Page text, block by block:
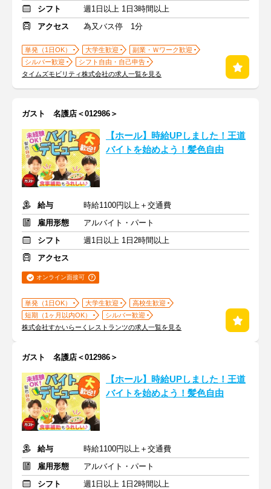
シフト
週1日以上 1日3時間以上
アクセス
為又バス停 1分
単発（1日OK） 大学生歓迎
副業・Ｗワーク歓迎
シルバー歓迎
シフト自由・自己申告
タイムズモビリティ株式会社の求人一覧を見る
ガスト 名護店＜012986＞
【ホール】時給UPしました！王道
バイトを始めよう！髪色自由
給与
時給1100円以上＋交通費
雇用形態
アルバイト・パート
シフト
週1日以上 1日2時間以上
アクセス
オンライン面接可
単発（1日OK） 大学生歓迎
高校生歓迎
短期（1ヶ月以内OK）
シルバー歓迎
株式会社すかいらーくレストランツの求人一覧を見る
ガスト 名護店＜012986＞
【ホール】時給UPしました！王道
バイトを始めよう！髪色自由
給与
時給1100円以上＋交通費
雇用形態
アルバイト・パート
シフト
週1日以上 1日2時間以上